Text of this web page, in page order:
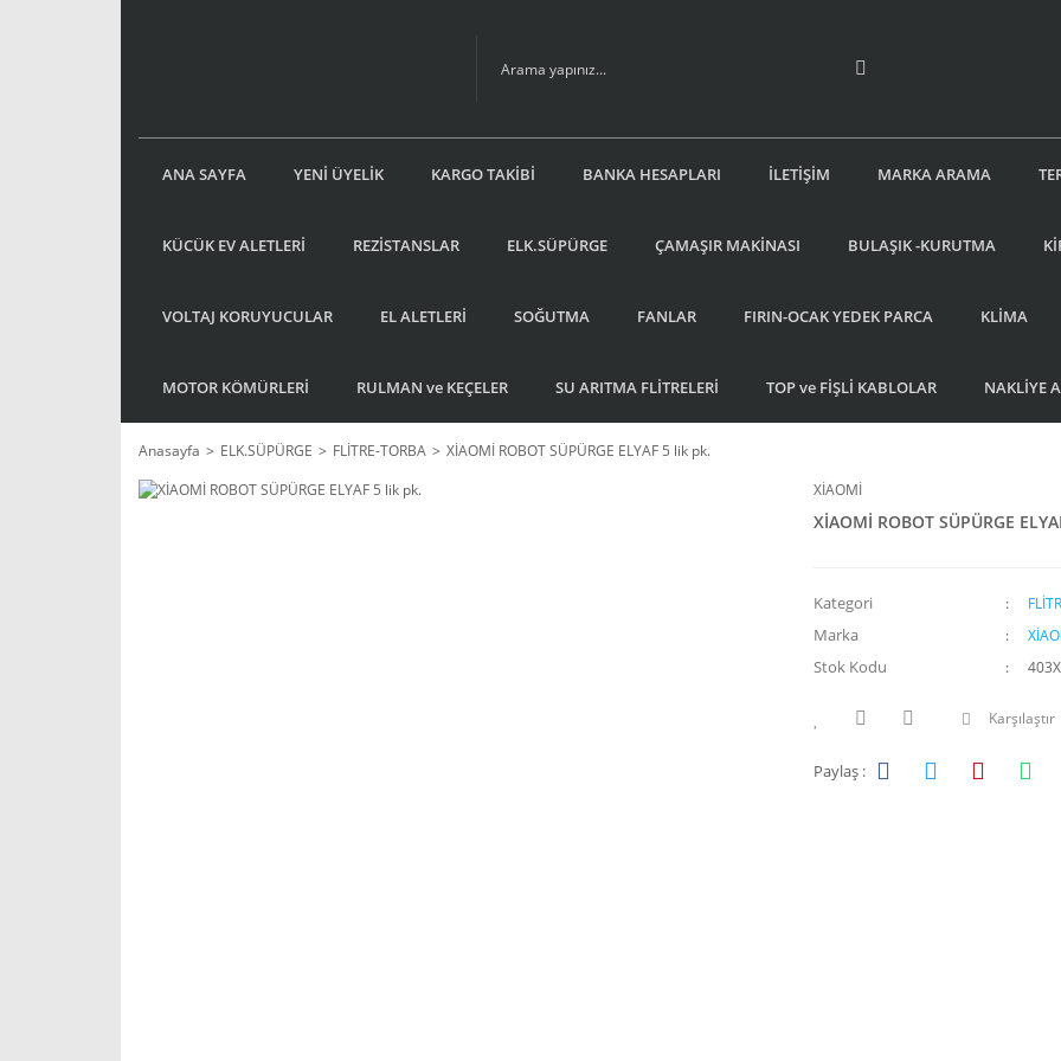
ANA SAYFA YENİ ÜYELİK KARGO TAKİBİ BANKA HESAPLARI İLETİŞİM MARKA ARAMA
KÜCÜK EV ALETLERİ REZİSTANSLAR ELK.SÜPÜRGE ÇAMAŞIR MAKİNASI BULAŞIK -KURUTMA
VOLTAJ KORUYUCULAR EL ALETLERİ SOĞUTMA FANLAR FIRIN-OCAK YEDEK PARCA KLİMA
MOTOR KÖMÜRLERİ RULMAN ve KEÇELER SU ARITMA FLİTRELERİ TOP ve FİŞLİ KABLOLAR NAKLİYE
Anasayfa ELK.SÜPÜRGE FLİTRE-TORBA
XİAOMİ ROBOT SÜPÜRGE ELYAF 5 lik pk.
XİAOMİ
XİAOMİ ROBOT SÜPÜRGE
Kategori
Marka
Stok Kodu
Karşılaştır
Paylaş :